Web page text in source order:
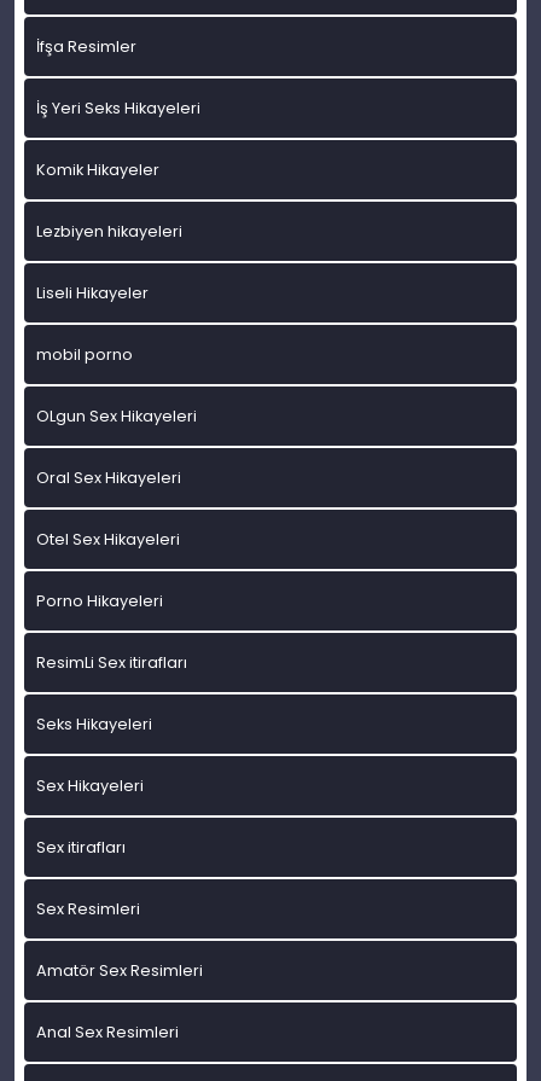
İfşa Resimler
İş Yeri Seks Hikayeleri
Komik Hikayeler
Lezbiyen hikayeleri
Liseli Hikayeler
mobil porno
OLgun Sex Hikayeleri
Oral Sex Hikayeleri
Otel Sex Hikayeleri
Porno Hikayeleri
ResimLi Sex itirafları
Seks Hikayeleri
Sex Hikayeleri
Sex itirafları
Sex Resimleri
Amatör Sex Resimleri
Anal Sex Resimleri